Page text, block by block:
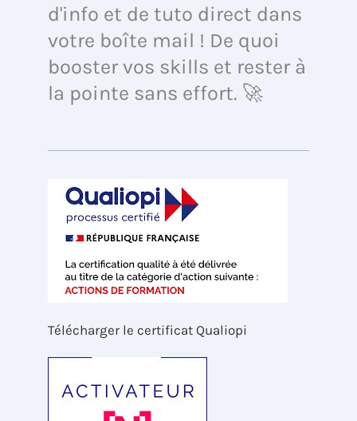
d'info et de tuto direct dans
votre boîte mail ! De quoi
booster vos skills et rester à
la pointe sans effort. 🚀
Télécharger le certificat Qualiopi